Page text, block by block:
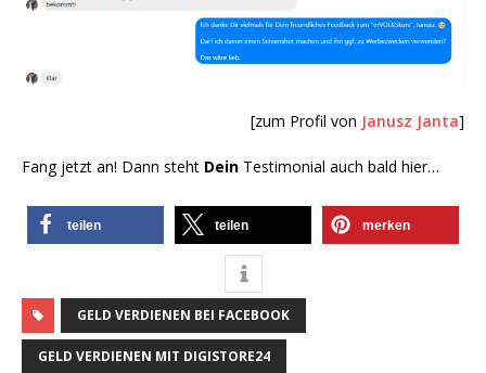
[zum Profil von Janusz Janta]
Fang jetzt an! Dann steht Dein Testimonial auch bald hier…
teilen teilen merken
GELD VERDIENEN BEI FACEBOOK
GELD VERDIENEN MIT DIGISTORE24